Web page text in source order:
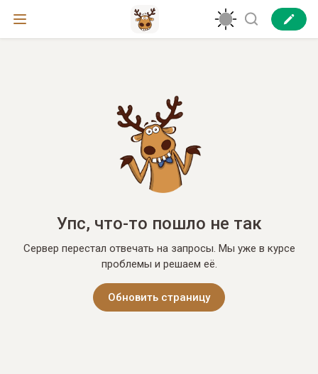
Упс, что-то пошло не так
Сервер перестал отвечать на запросы. Мы уже в курсе
проблемы и решаем её.
Обновить страницу